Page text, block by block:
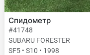
Спидометр
#41748
SUBARU FORESTER
SF5 • S10 • 1998